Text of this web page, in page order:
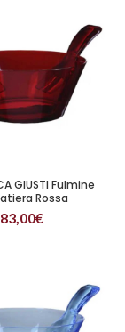
GIUSTI Fulmine
Rossa
83,00€